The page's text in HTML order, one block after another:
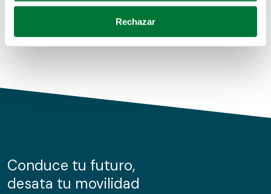
para buscar características específicas (huellas
Obtenga más información sobre cómo se procesan sus
de cookies.
información sobre el uso que haga del sitio web con
nuestros partners de redes sociales, publicidad y análisis
Rechazar
Conduce tu futuro,
desata tu movilidad